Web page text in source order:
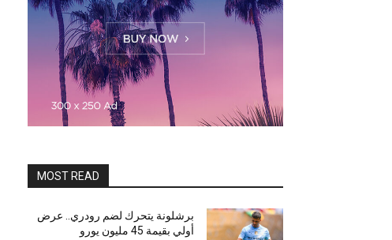
MOST READ
برشلونة يتحرك لضم رودري.. عرض
أولي بقيمة 45 مليون يورو